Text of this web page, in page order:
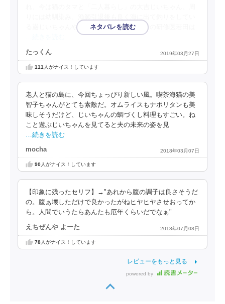
る巌じいちゃんやばあちゃんたち。診療所の研修医若田は
たっくん 2019年03月27日
111 人がナイス！しています
老人と猫の島に、今回ちょっぴり新しい風。喫茶海猫の美
智子ちゃんがとても素敵だ。オムライスもナポリタンも美
味しそうだけど、じいちゃんの鯛づくし料理もすごい。ね
こと遊ぶじいちゃんを見てると夫の未来の姿を見
…続きを読む
mocha 2018年03月07日
90人がナイス！しています
【印象に残ったセリフ】→"あれから腹の調子は良さそうだ
の。腹ぁ壊しただけで良かったがねヒヤヒヤさせおってか
ら。人間でいうたらあんたも厄年くらいだでなぁ"
えちぜんや よーた 2018年07月08日
78人がナイス！しています
レビューをもっと見る
powered by